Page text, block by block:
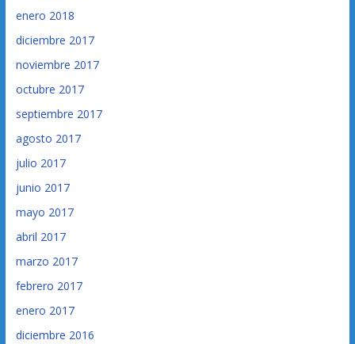
enero 2018
diciembre 2017
noviembre 2017
octubre 2017
septiembre 2017
agosto 2017
julio 2017
junio 2017
mayo 2017
abril 2017
marzo 2017
febrero 2017
enero 2017
diciembre 2016